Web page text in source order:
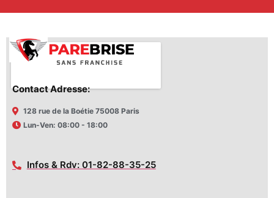
Contact Adresse:
128 rue de la Boétie 75008 Paris
Lun-Ven: 08:00 - 18:00
Infos & Rdv: 01-82-88-35-25